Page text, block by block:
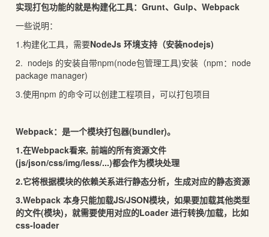
实现打包功能的就是构建化工具：Grunt、Gulp、Webpack
一些说明：
1.构建化工具，需要NodeJs 环境支持（安装nodejs)
2. nodejs 的安装自带npm(node包管理工具)安装（npm：node
package manager)
3.使用npm 的命令可以创建工程项目，可以打包项目
Webpack：是一个模块打包器(bundler)。
1.在Webpack看来, 前端的所有资源文件
(js/json/css/img/less/...)都会作为模块处理
2.它将根据模块的依赖关系进行静态分析，生成对应的静态资源
3.Webpack 本身只能加载JS/JSON模块，如果要加载其他类型
的文件(模块)，就需要使用对应的Loader 进行转换/加载，比如
css-loader